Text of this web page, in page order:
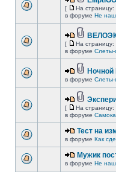
[ На страницу:
в форуме Не
[ На страницу:
в форуме Слеты-
в форуме Слеты-
[ На страницу:
в форуме
Тест на
в форуме Как
Мужик
в форуме Не